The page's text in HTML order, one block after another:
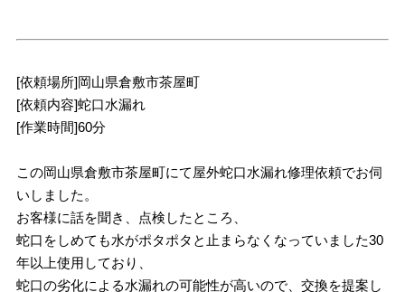
[依頼場所]岡山県倉敷市茶屋町
[依頼内容]蛇口水漏れ
[作業時間]60分
この岡山県倉敷市茶屋町にて屋外蛇口水漏れ修理依頼でお伺
いしました。
お客様に話を聞き、点検したところ、
蛇口をしめても水がポタポタと止まらなくなっていました30
年以上使用しており、
蛇口の劣化による水漏れの可能性が高いので、交換を提案し